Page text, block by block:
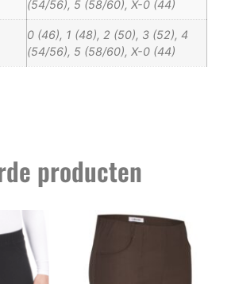
(54/56), 5 (58/60), X-0 (44)
0 (46), 1 (48), 2 (50), 3 (52), 4
(54/56), 5 (58/60), X-0 (44)
producten